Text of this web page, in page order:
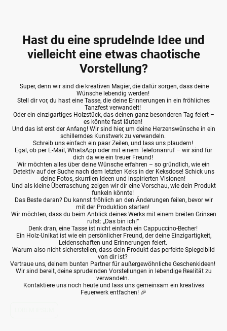
Hast du eine sprudelnde Idee und
vielleicht eine etwas chaotische
Vorstellung?
Super, denn wir sind die kreativen Magier, die dafür sorgen, dass deine
Wünsche lebendig werden!
Stell dir vor, du hast eine Tasse, die deine Erinnerungen in ein fröhliches
Tanzfest verwandelt!
Oder ein einzigartiges Holzstück, das deinen ganz besonderen Tag feiert –
es könnte fast läuten!
Und das ist erst der Anfang! Wir sind hier, um deine Herzenswünsche in ein
schillerndes Kunstwerk zu verwandeln.
Schreib uns einfach ein paar Zeilen, und lass uns plaudern!
Egal, ob per E-Mail, WhatsApp oder mit einem Telefonanruf – wir sind für
dich da wie ein treuer Freund!
Wir möchten alles über deine Wünsche erfahren – so gründlich, wie ein
Detektiv auf der Suche nach dem letzten Keks in der Keksdose! Schick uns
deine Fotos, skurrilen Ideen und inspirierten Visionen!
Und als kleine Überraschung zeigen wir dir eine Vorschau, wie dein Produkt
funkeln könnte!
Das Beste daran? Du kannst fröhlich an den Änderungen feilen, bevor wir
mit der Produktion starten!
Wir möchten, dass du beim Anblick deines Werks mit einem breiten Grinsen
rufst: „Das bin ich!“
Denk dran, eine Tasse ist nicht einfach ein Cappuccino-Becher!
Ein Holz-Unikat ist wie ein persönlicher Freund, der deine Einzigartigkeit,
Leidenschaften und Erinnerungen feiert.
Warum also nicht sicherstellen, dass dein Produkt das perfekte Spiegelbild
von dir ist?
Vertraue uns, deinem bunten Partner für außergewöhnliche Geschenkideen!
Wir sind bereit, deine sprudelnden Vorstellungen in lebendige Realität zu
verwandeln.
Kontaktiere uns noch heute und lass uns gemeinsam ein kreatives
Feuerwerk entfachen! 🎉